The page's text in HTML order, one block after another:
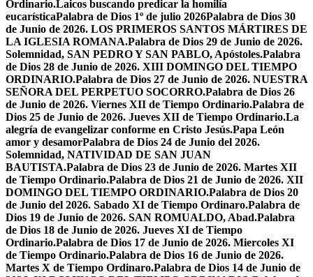
Ordinario.Laicos buscando predicar la homilía
eucarísticaPalabra de Dios 1º de julio 2026Palabra de Dios 30
de Junio de 2026. LOS PRIMEROS SANTOS MÁRTIRES DE
LA IGLESIA ROMANA.Palabra de Dios 29 de Junio de 2026.
Solemnidad, SAN PEDRO Y SAN PABLO, Apóstoles.Palabra
de Dios 28 de Junio de 2026. XIII DOMINGO DEL TIEMPO
ORDINARIO.Palabra de Dios 27 de Junio de 2026. NUESTRA
SEÑORA DEL PERPETUO SOCORRO.Palabra de Dios 26
de Junio de 2026. Viernes XII de Tiempo Ordinario.Palabra de
Dios 25 de Junio de 2026. Jueves XII de Tiempo Ordinario.La
alegría de evangelizar conforme en Cristo Jesús.Papa León
amor y desamorPalabra de Dios 24 de Junio del 2026.
Solemnidad, NATIVIDAD DE SAN JUAN
BAUTISTA.Palabra de Dios 23 de Junio de 2026. Martes XII
de Tiempo Ordinario.Palabra de Dios 21 de Junio de 2026. XII
DOMINGO DEL TIEMPO ORDINARIO.Palabra de Dios 20
de Junio del 2026. Sabado XI de Tiempo Ordinaro.Palabra de
Dios 19 de Junio de 2026. SAN ROMUALDO, Abad.Palabra
de Dios 18 de Junio de 2026. Jueves XI de Tiempo
Ordinario.Palabra de Dios 17 de Junio de 2026. Miercoles XI
de Tiempo Ordinario.Palabra de Dios 16 de Junio de 2026.
Martes X de Tiempo Ordinaro.Palabra de Dios 14 de Junio de